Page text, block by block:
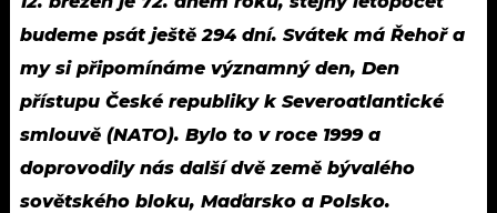
budeme psát ještě 294 dní. Svátek má Řehoř a
my si připomínáme významný den, Den
přístupu České republiky k Severoatlantické
smlouvě (NATO). Bylo to v roce 1999 a
doprovodily nás další dvě země bývalého
sovětského bloku, Maďarsko a Polsko.